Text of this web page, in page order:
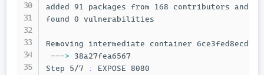
added 91 packages from 168 contributors and
found 0 vulnerabilities
Removing intermediate container 6ce3fed8ecd7
---> 38a27fea6567
Step 5/7 :
EXPOSE 8080